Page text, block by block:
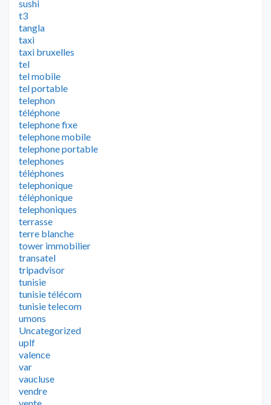
sushi
t3
tangla
taxi
taxi bruxelles
tel
tel mobile
tel portable
telephon
téléphone
telephone fixe
telephone mobile
telephone portable
telephones
téléphones
telephonique
téléphonique
telephoniques
terrasse
terre blanche
tower immobilier
transatel
tripadvisor
tunisie
tunisie télécom
tunisie telecom
umons
Uncategorized
uplf
valence
var
vaucluse
vendre